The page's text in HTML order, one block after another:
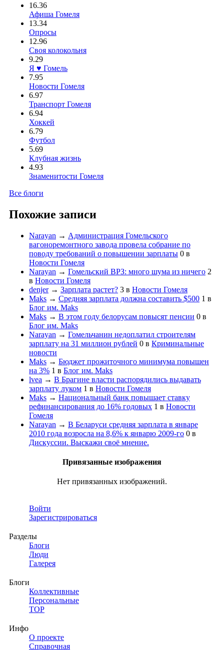
16.36
Афиша Гомеля
13.34
Опросы
12.96
Своя колокольня
9.29
Я ♥ Гомель
7.95
Новости Гомеля
6.97
Транспорт Гомеля
6.94
Хоккей
6.79
Футбол
5.69
Клубная жизнь
4.93
Знаменитости Гомеля
Все блоги
Похожие записи
Narayan → Администрация Гомельского
вагоноремонтного завода провела собрание по
поводу требований о повышении зарплаты 0 в
Новости Гомеля
Narayan → Гомельский ВРЗ: много шума из ничего 2
в Новости Гомеля
denjer→ Зарплата растет? 3 в Новости Гомеля
Maks → Средняя зарплата должна составить $500 1 в
Блог им. Maks
Maks → В этом году белорусам повысят пенсии 0 в
Блог им. Maks
Narayan → Гомельчанин недоплатил строителям
зарплату на 31 миллион рублей 0 в Криминальные
новости
Maks → Бюджет прожиточного минимума повышен
на 3% 1 в Блог им. Maks
lvea → В Брагине власти распорядились выдавать
зарплату луком 1 в Новости Гомеля
Maks → Национальный банк повышает ставку
рефинансирования до 16% годовых 1 в Новости
Гомеля
Narayan → В Беларуси средняя зарплата в январе
2010 года возросла на 8,6% к январю 2009-го 0 в
Дискуссии. Выскажи своё мнение.
Привязанные изображения
Нет привязанных изображений.
Войти
Зарегистрироваться
Разделы
Блоги
Люди
Галерея
Блоги
Коллективные
Персональные
TOP
Инфо
О проекте
Справочная